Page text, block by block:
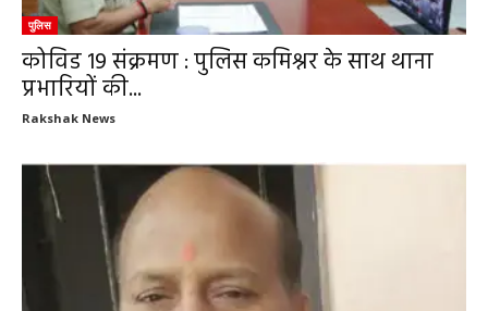
पुलिस
कोविड 19 संक्रमण : पुलिस कमिश्नर के साथ थाना
प्रभारियों की...
Rakshak News